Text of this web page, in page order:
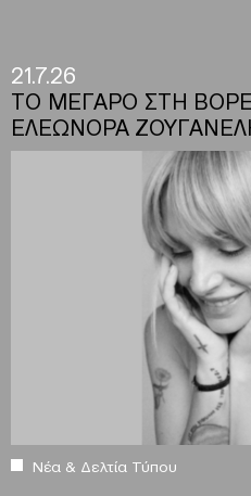
21.7.26
ΤΟ ΜΕΓΑΡΟ ΣΤΗ
ΕΛΕΩΝΟΡΑ
Νέα & Δελτία Τύπου